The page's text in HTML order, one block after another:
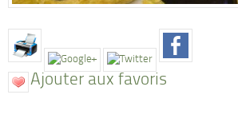
Ajouter aux favoris